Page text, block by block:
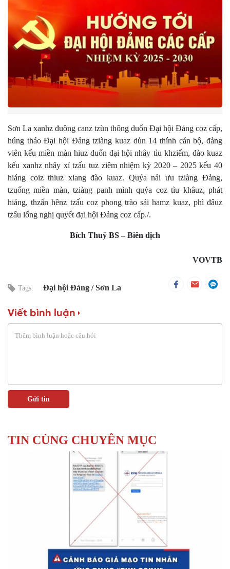
Sơn La xanhz đuông canz tzùn thông duốn Đại hội Đảng coz cấp,
húng tháo Đại hội Đảng tziàng kuaz dủn 14 thính cán bộ, đảng
viên kếu miền màn hiuz duốn đại hội nhây tìu khziếm, đào kuaz
kếu xanhz nhây xỉ tzấu tuz ziêm nhiệm kỳ 2020 – 2025 kếu 40
hiáng coiz thiuz xiang đào kuaz. Quýa nải ưu tziàng Đảng,
tzuống miền màn, tziàng panh mình quýa coz tìu khâuz, phát
hiáng, thzấn hênz tzấu coz phong trào sái hamz kuaz, phì đâuz
tzấu lống nghị quyết đại hội Đảng coz cấp./.
Bích Thuỷ BS – Biên dịch
VOVTB
Tags: Đại hội Đảng Sơn La
Viết bình luận
TIN CÙNG CHUYÊN MỤC